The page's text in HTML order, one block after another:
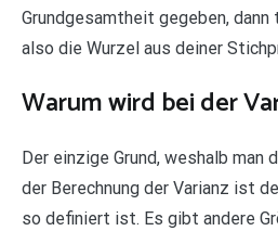
Grundgesamtheit gegeben,
also die Wurzel aus deiner
Warum wird bei der
Der einzige Grund, weshalb man
der Berechnung der Varianz ist
so definiert ist. Es gibt andere